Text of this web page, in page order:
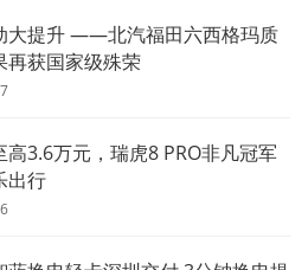
大提升 ——北汽福田六西格玛质
再获国家级殊荣
高3.6万元，瑞虎8 PRO非凡冠军
出行